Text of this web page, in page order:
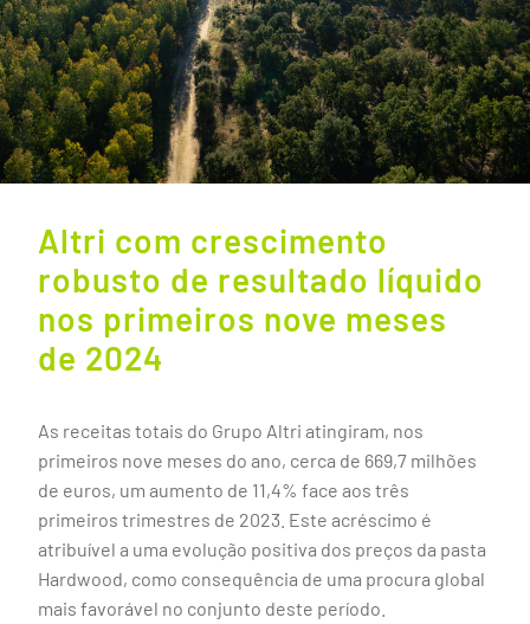
Altri com crescimento
robusto de resultado líquido
nos primeiros nove meses
de 2024
As receitas totais do Grupo Altri atingiram, nos
primeiros nove meses do ano, cerca de 669,7 milhões
de euros, um aumento de 11,4% face aos três
primeiros trimestres de 2023. Este acréscimo é
atribuível a uma evolução positiva dos preços da pasta
Hardwood, como consequência de uma procura global
mais favorável no conjunto deste período.